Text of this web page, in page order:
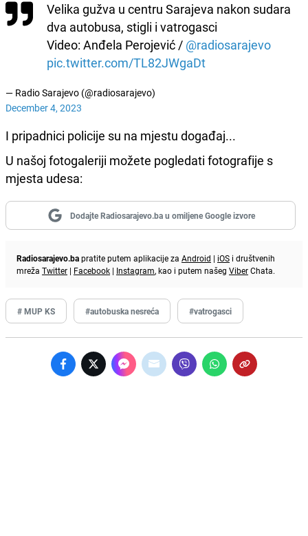
Velika gužva u centru Sarajeva nakon sudara
dva autobusa, stigli i vatrogasci
Video: Anđela Perojević / @radiosarajevo
pic.twitter.com/TL82JWgaDt
— Radio Sarajevo (@radiosarajevo)
December 4, 2023
I pripadnici policije su na mjestu događaj...
U našoj fotogaleriji možete pogledati fotografije s
mjesta udesa:
Dodajte Radiosarajevo.ba u omiljene Google izvore
Radiosarajevo.bapratite putem aplikacije za Android | iOS i društvenih
mreža Twitter | Facebook | Instagram, kao i putem našeg ViberChata.
# MUP KS #autobuska nesreća #vatrogasci